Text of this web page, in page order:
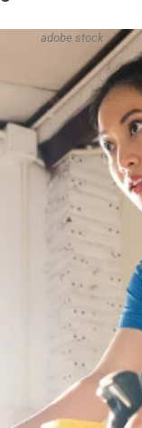
adobe stock